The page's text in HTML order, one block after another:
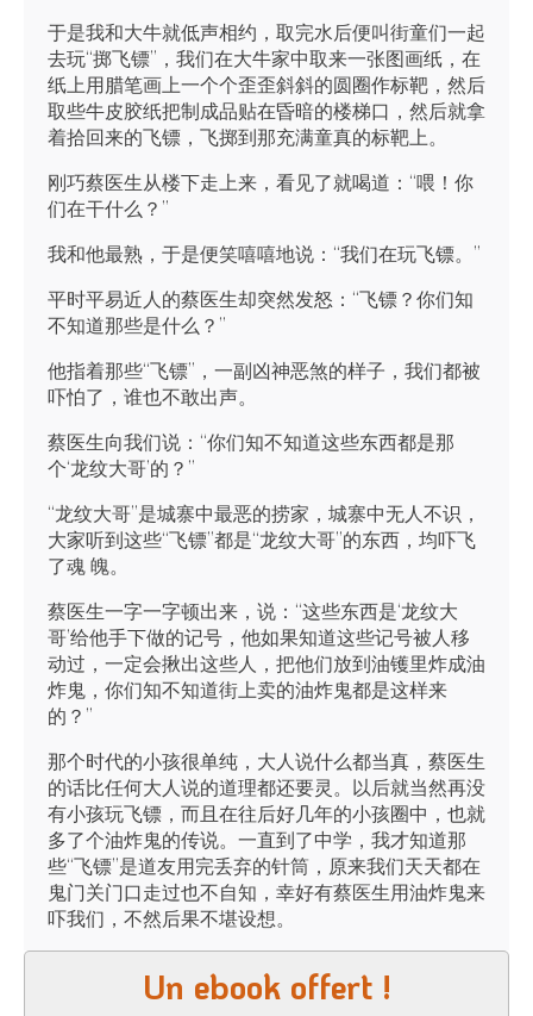
于是我和大牛就低声相约，取完水后便叫街童们一起
去玩“掷飞镖”，我们在大牛家中取来一张图画纸，在
纸上用腊笔画上一个个歪歪斜斜的圆圈作标靶，然后
取些牛皮胶纸把制成品贴在昏暗的楼梯口，然后就拿
着拾回来的飞镖，飞掷到那充满童真的标靶上。
刚巧蔡医生从楼下走上来，看见了就喝道：“喂！你
们在干什么？”
我和他最熟，于是便笑嘻嘻地说：“我们在玩飞镖。”
平时平易近人的蔡医生却突然发怒：“飞镖？你们知
不知道那些是什么？”
他指着那些“飞镖”，一副凶神恶煞的样子，我们都被
吓怕了，谁也不敢出声。
蔡医生向我们说：“你们知不知道这些东西都是那
个‘龙纹大哥’的？”
“龙纹大哥”是城寨中最恶的捞家，城寨中无人不识，
大家听到这些“飞镖”都是“龙纹大哥”的东西，均吓飞
了魂 魄。
蔡医生一字一字顿出来，说：“这些东西是‘龙纹大
哥’给他手下做的记号，他如果知道这些记号被人移
动过，一定会揪出这些人，把他们放到油镬里炸成油
炸鬼，你们知不知道街上卖的油炸鬼都是这样来
的？”
那个时代的小孩很单纯，大人说什么都当真，蔡医生
的话比任何大人说的道理都还要灵。以后就当然再没
有小孩玩飞镖，而且在往后好几年的小孩圈中，也就
多了个油炸鬼的传说。一直到了中学，我才知道那
些“飞镖”是道友用完丢弃的针筒，原来我们天天都在
鬼门关门口走过也不自知，幸好有蔡医生用油炸鬼来
吓我们，不然后果不堪设想。
Un ebook offert !